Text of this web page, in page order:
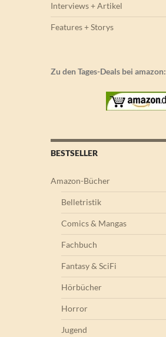
Interviews + Artikel
Features + Storys
Zu den Tages-Deals bei amazon:
BESTSELLER
Amazon-Bücher
Belletristik
Comics & Mangas
Fachbuch
Fantasy & SciFi
Hörbücher
Horror
Jugend